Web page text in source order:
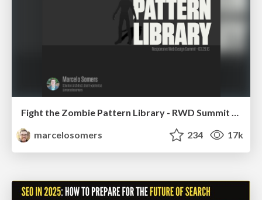
Fight the Zombie Pattern Library - RWD Summit 2016
marcelosomers
234 17k